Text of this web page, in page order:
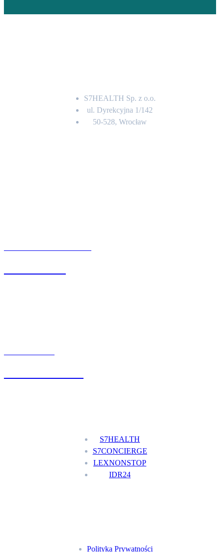
S7HEALTH Sp. z o.o.
ul. Dyrekcyjna 1/142
50-528, Wrocław
S7HEALTH
S7CONCIERGE
LEXNONSTOP
IDR24
Polityka Prywatności